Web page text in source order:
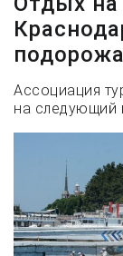
Ассоциация
на следующий